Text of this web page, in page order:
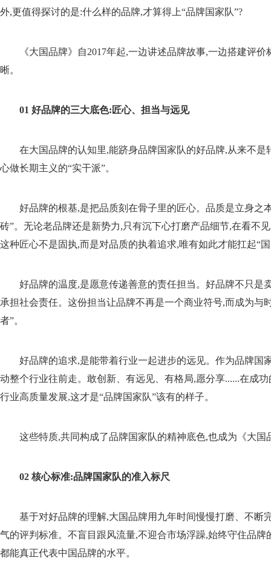
外,更值得探讨的是:什么样的品牌,才算得上“品牌国家队”?
《大国品牌》自2017年起,一边讲述品牌故事,一边搭建评
晰。
01 好品牌的三大底色:匠心、担当与远见
在大国品牌的认知里,能跻身品牌国家队的好品牌,从来不是
心做长期主义的“实干派”。
好品牌的根基,是把品质刻在骨子里的匠心。品质是立身之
砖”。无论老品牌还是新势力,只有沉下心打磨产品细节,在看不
这种匠心不是固执,而是对品质的执着追求,唯有如此才能扛起“
好品牌的温度,是愿意传递善意的责任担当。好品牌不只是
承担社会责任。这份担当让品牌不再是一个商业符号,而成为与
者”。
好品牌的追求,是能带着行业一起进步的远见。作为品牌国
动整个行业往前走。敢创新、有远见、有格局,愿分享......在成
行业高质量发展,这才是“品牌国家队”该有的样子。
这些特质,共同构成了品牌国家队的精神底色,也成为《大国
02 核心标准:品牌国家队的准入标尺
基于对好品牌的理解,大国品牌用九年时间慢慢打磨、不断
气的评判标准。不盲目跟风流量,不迎合市场浮躁,始终守住品牌
都能真正代表中国品牌的水平。